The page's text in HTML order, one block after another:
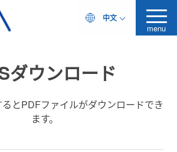
中文
menu
ダウンロード
とPDFファイルがダウンロードでき
ます。